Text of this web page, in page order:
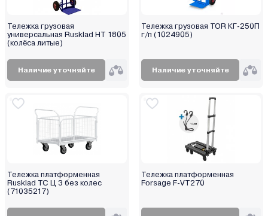
Тележка грузовая
универсальная Rusklad НТ 1805
(колёса литые)
Наличие уточняйте
Тележка грузовая TOR КГ-250П
г/п (1024905)
Наличие уточняйте
Тележка платформенная
Rusklad ТС Ц 3 без колес
(71035217)
Тележка платформенная
Forsage F-VT270